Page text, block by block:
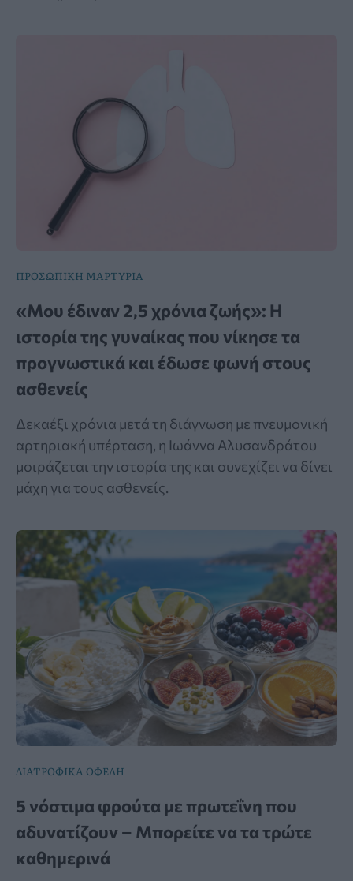
ΠΡΟΣΩΠΙΚΗ ΜΑΡΤΥΡΙΑ
«Μου έδιναν 2,5 χρόνια ζωής»: Η
ιστορία της γυναίκας που νίκησε τα
προγνωστικά και έδωσε φωνή στους
ασθενείς
Δεκαέξι χρόνια μετά τη διάγνωση με πνευμονική
αρτηριακή υπέρταση, η Ιωάννα Αλυσανδράτου
μοιράζεται την ιστορία της και συνεχίζει να δίνει
μάχη για τους ασθενείς.
ΔΙΑΤΡΟΦΙΚΑ ΟΦΕΛΗ
5 νόστιμα φρούτα με πρωτεΐνη που
αδυνατίζουν – Μπορείτε να τα τρώτε
καθημερινά